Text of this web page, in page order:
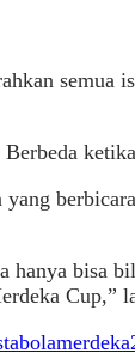
bisa
Cup,”